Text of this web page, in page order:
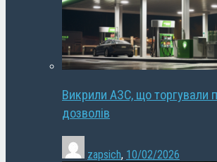
Викрили АЗС, що торгували
дозволів
zapsich, 10/02/2026